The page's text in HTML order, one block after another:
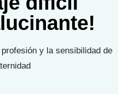
y la sensibilidad de